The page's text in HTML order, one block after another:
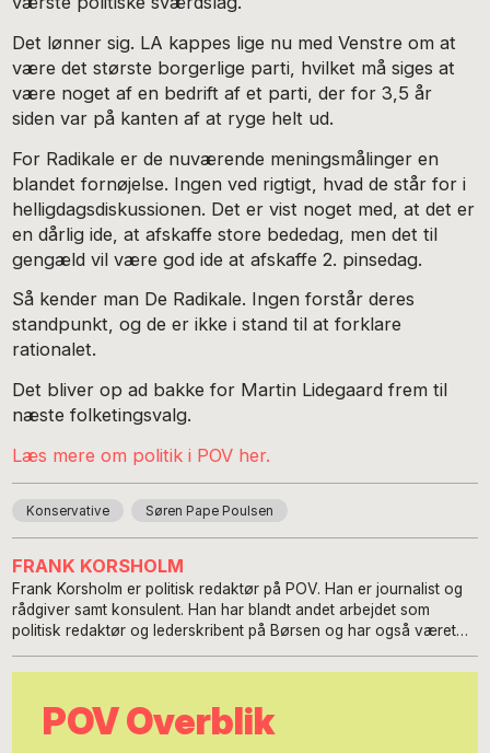
Det lønner sig. LA kappes lige nu med Venstre om at
være det største borgerlige parti, hvilket må siges at
være noget af en bedrift af et parti, der for 3,5 år
siden var på kanten af at ryge helt ud.
For Radikale er de nuværende meningsmålinger en
blandet fornøjelse. Ingen ved rigtigt, hvad de står for i
helligdagsdiskussionen. Det er vist noget med, at det er
en dårlig ide, at afskaffe store bededag, men det til
gengæld vil være god ide at afskaffe 2. pinsedag.
Så kender man De Radikale. Ingen forstår deres
standpunkt, og de er ikke i stand til at forklare
rationalet.
Det bliver op ad bakke for Martin Lidegaard frem til
næste folketingsvalg.
Læs mere om politik i POV her.
Konservative Søren Pape Poulsen
FRANK KORSHOLM
Frank Korsholm er politisk redaktør på POV. Han er journalist og
rådgiver samt konsulent. Han har blandt andet arbejdet som
politisk redaktør og lederskribent på Børsen og har også været
taleskriver for bl.a. tre ministre - Bendt Bendtsen, Lene Espersen
også været kommunikations-og politisk chef i AutoBranchen
Danmark.
POV Overblik